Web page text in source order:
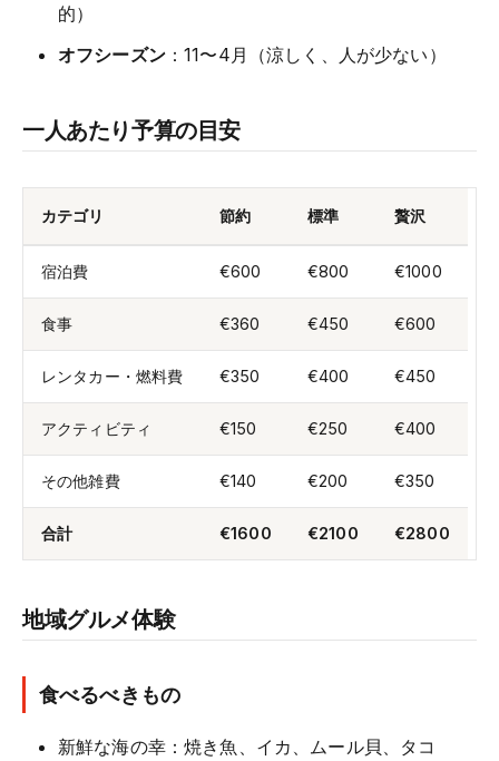
的）
オフシーズン：11〜4月（涼しく、人が少ない）
一人あたり予算の目安
カテゴリ 節約 標準 贅沢
宿泊費 €600 €800 €1000
食事 €360 €450 €600
レンタカー・燃料費 €350 €400 €450
アクティビティ €150 €250 €400
その他雑費 €140 €200 €350
合計 €1600 €2100 €2800
地域グルメ体験
食べるべきもの
新鮮な海の幸：焼き魚、イカ、ムール貝、タコ